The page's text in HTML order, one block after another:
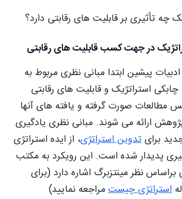
چه تأثیری بر قابلیت های رقابتی دارد؟
در جهت کسب قابلیت های رقابتی
ادبیات پیشین ابتدا مبانی نظری مربوط به
چابکی استراتژیک و قابلیت های رقابتی
مطالعات صورت گرفته و یافته های آنها
ارائه می شوند. مبانی نظری یادگیری
برایتدوین استراتژی، از ایده استراتژی
پدیدار شده است. این رویکرد به مکتب
براساس نظر مینتزبرگ اشاره دارد (برای
استراتژی چیستمراجعه نمایید)